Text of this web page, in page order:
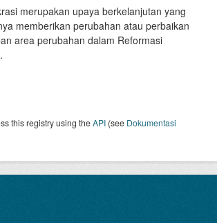
merupakan upaya berkelanjutan yang
memberikan perubahan atau perbaikan
area perubahan dalam Reformasi
this registry using theAPI (see Dokumentasi